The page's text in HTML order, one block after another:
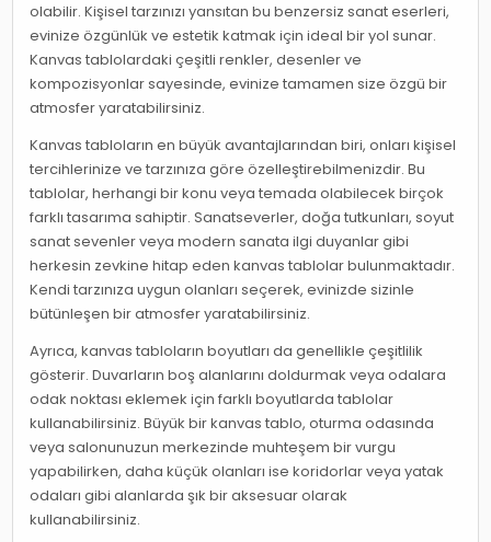
olabilir. Kişisel tarzınızı yansıtan bu benzersiz sanat eserleri,
evinize özgünlük ve estetik katmak için ideal bir yol sunar.
Kanvas tablolardaki çeşitli renkler, desenler ve
kompozisyonlar sayesinde, evinize tamamen size özgü bir
atmosfer yaratabilirsiniz.
Kanvas tabloların en büyük avantajlarından biri, onları kişisel
tercihlerinize ve tarzınıza göre özelleştirebilmenizdir. Bu
tablolar, herhangi bir konu veya temada olabilecek birçok
farklı tasarıma sahiptir. Sanatseverler, doğa tutkunları, soyut
sanat sevenler veya modern sanata ilgi duyanlar gibi
herkesin zevkine hitap eden kanvas tablolar bulunmaktadır.
Kendi tarzınıza uygun olanları seçerek, evinizde sizinle
bütünleşen bir atmosfer yaratabilirsiniz.
Ayrıca, kanvas tabloların boyutları da genellikle çeşitlilik
gösterir. Duvarların boş alanlarını doldurmak veya odalara
odak noktası eklemek için farklı boyutlarda tablolar
kullanabilirsiniz. Büyük bir kanvas tablo, oturma odasında
veya salonunuzun merkezinde muhteşem bir vurgu
yapabilirken, daha küçük olanları ise koridorlar veya yatak
odaları gibi alanlarda şık bir aksesuar olarak
kullanabilirsiniz.